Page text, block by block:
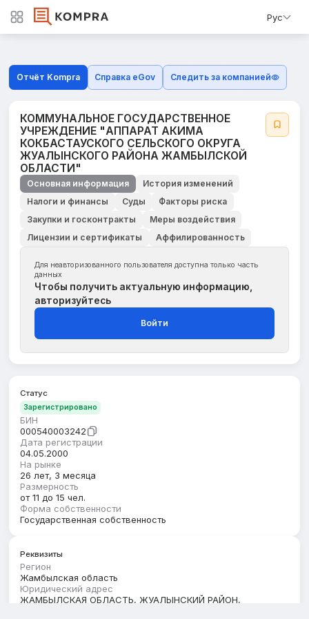
Рус
Отчёт Kompra Справка eGov Следить за компанией
КОММУНАЛЬНОЕ ГОСУДАРСТВЕННОЕ
УЧРЕЖДЕНИЕ "АППАРАТ АКИМА
КОКБАСТАУСКОГО СЕЛЬСКОГО ОКРУГА
ЖУАЛЫНСКОГО РАЙОНА ЖАМБЫЛСКОЙ
ОБЛАСТИ"
Основная информация
История изменений
Налоги и финансы
Суды
Факторы риска
Закупки и госконтракты
Меры воздействия
Лицензии и сертификаты
Аффилированность
Для неавторизованного пользователя доступна только часть
данных
Чтобы получить актуальную информацию,
авторизуйтесь
Войти
Статус
Зарегистрировано
БИН
000540003242
Дата регистрации
04.05.2000
На рынке
26 лет, 3 месяца
Размерность
от 11 до 15 чел.
Форма собственности
Государственная собственность
Реквизиты
Регион
Жамбылская область
Юридический адрес
ЖАМБЫЛСКАЯ ОБЛАСТЬ, ЖУАЛЫНСКИЙ РАЙОН,